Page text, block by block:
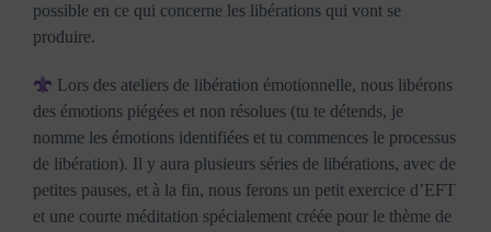
possible en ce qui concerne les libérations qui vont se
produire.
Lors des ateliers de libération émotionnelle, nous libérons
des émotions piégées et non résolues (tu te détends, je
nomme les émotions identifiées et tu commences le processus
de libération). Il y aura plusieurs séries de libérations, avec de
petites pauses, et à la fin, nous ferons un petit exercice d’EFT
et une courte méditation spécialement créée pour le thème de